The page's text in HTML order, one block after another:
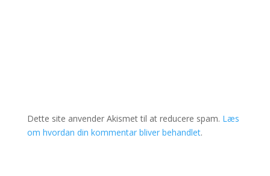
Dette site anvender Akismet til at reducere spam. Læs
om hvordan din kommentar bliver behandlet.